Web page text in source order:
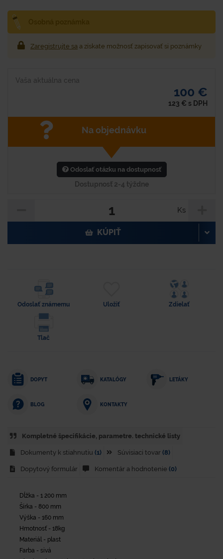
Zaregistrujte sa a získate možnosť zapisovať si poznámky
Vaša aktuálna cena
100 €
123 € s DPH
Na objednávku
Odoslať otázku na dostupnosť
Dostupnosť 2-4 týždne
Ks
KÚPIŤ
Odoslať známemu Uložiť Zdielať
Tlač
DOPYT KATALÓGY LETÁKY
BLOG KONTAKTY
Kompletné špecifikácie, parametre. technické listy
Dokumenty k stiahnutiu (1) Súvisiaci tovar (8)
Dopytový formulár Komentár a hodnotenie (0)
Dĺžka - 1 200 mm
Šírka - 800 mm
Výška - 160 mm
Hmotnosť - 18kg
Materiál - plast
Farba - sivá